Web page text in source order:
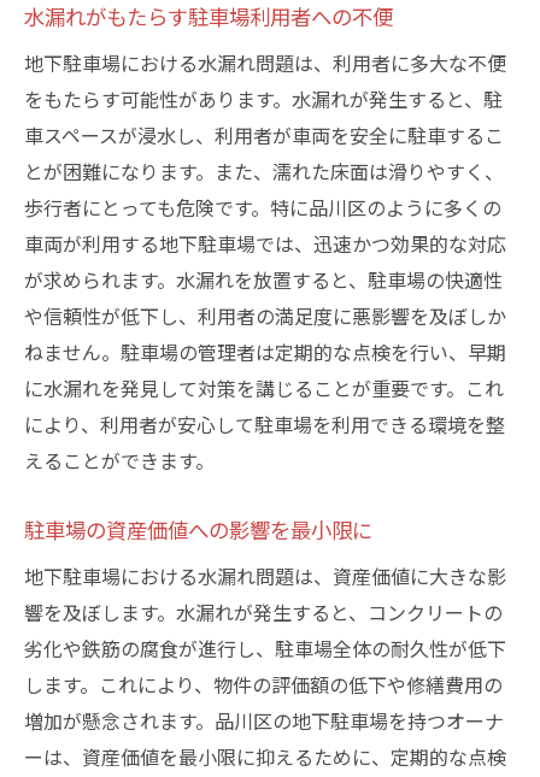
水漏れがもたらす駐車場利用者への不便
地下駐車場における水漏れ問題は、利用者に多大な不便
をもたらす可能性があります。水漏れが発生すると、駐
車スペースが浸水し、利用者が車両を安全に駐車するこ
とが困難になります。また、濡れた床面は滑りやすく、
歩行者にとっても危険です。特に品川区のように多くの
車両が利用する地下駐車場では、迅速かつ効果的な対応
が求められます。水漏れを放置すると、駐車場の快適性
や信頼性が低下し、利用者の満足度に悪影響を及ぼしか
ねません。駐車場の管理者は定期的な点検を行い、早期
に水漏れを発見して対策を講じることが重要です。これ
により、利用者が安心して駐車場を利用できる環境を整
えることができます。
駐車場の資産価値への影響を最小限に
地下駐車場における水漏れ問題は、資産価値に大きな影
響を及ぼします。水漏れが発生すると、コンクリートの
劣化や鉄筋の腐食が進行し、駐車場全体の耐久性が低下
します。これにより、物件の評価額の低下や修繕費用の
増加が懸念されます。品川区の地下駐車場を持つオーナ
ーは、資産価値を最小限に抑えるために、定期的な点検